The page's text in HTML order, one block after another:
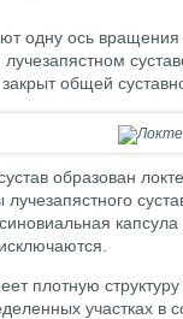
одну ось
общей
образован
лучезапястного
плотную
участках в